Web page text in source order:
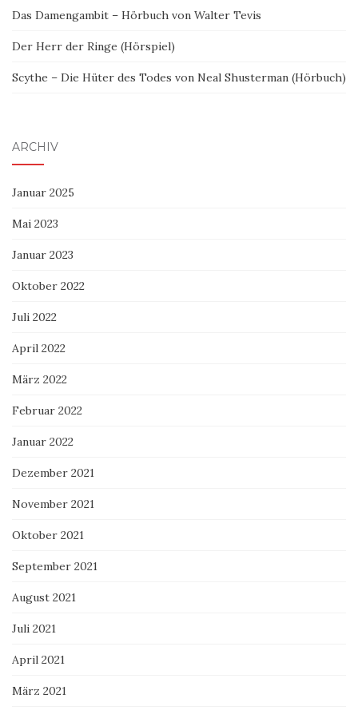
Das Damengambit – Hörbuch von Walter Tevis
Der Herr der Ringe (Hörspiel)
Scythe – Die Hüter des Todes von Neal Shusterman (Hörbuch)
ARCHIV
Januar 2025
Mai 2023
Januar 2023
Oktober 2022
Juli 2022
April 2022
März 2022
Februar 2022
Januar 2022
Dezember 2021
November 2021
Oktober 2021
September 2021
August 2021
Juli 2021
April 2021
März 2021